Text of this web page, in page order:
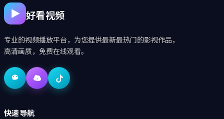
好看视频
专业的视频播放平台，为您提供最新最热门的影视作品，
高清画质，免费在线观看。
快速导航